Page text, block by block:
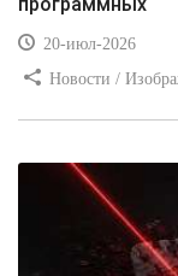
20-июл-2026
Новости /